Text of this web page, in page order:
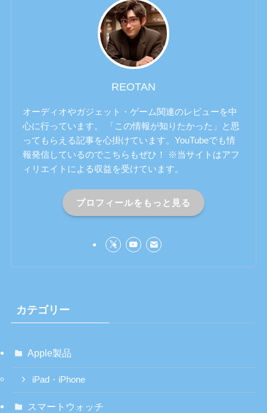
REOTAN
オーディオやガジェット・ゲーム関連のレビューを中
心に行っています。 「この情報が知りたかった」と思
ってもらえる記事を心掛けています。YouTubeでも情
報発信しているのでこちらもぜひ！ ※当サイトはアフ
ィリエイトによる収益を受けています。
プロフィールをもっと見る
カテゴリー
Apple製品
iPad・iPhone
スマートウォッチ